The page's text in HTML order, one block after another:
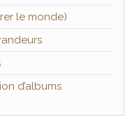
le monde)
d’albums